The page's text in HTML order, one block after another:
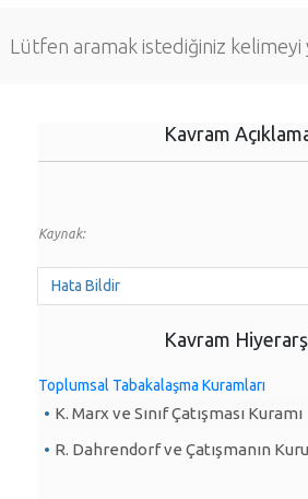
Kavram
Kaynak:
Hata Bildir
Kavram
Toplumsal Tabakalaşma Kuramları
K. Marx ve Sınıf Çatışması Kuramı
R. Dahrendorf ve Çatışmanın